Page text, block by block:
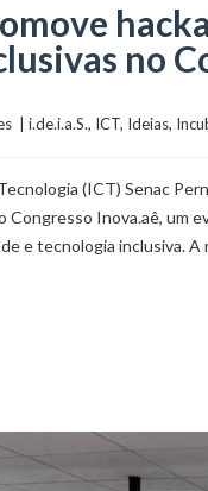
no
|
i.de.i.a.S., ICT, Ideias,
(ICT) Senac
Congresso Inova.aê,
e tecnologia inclusiva.